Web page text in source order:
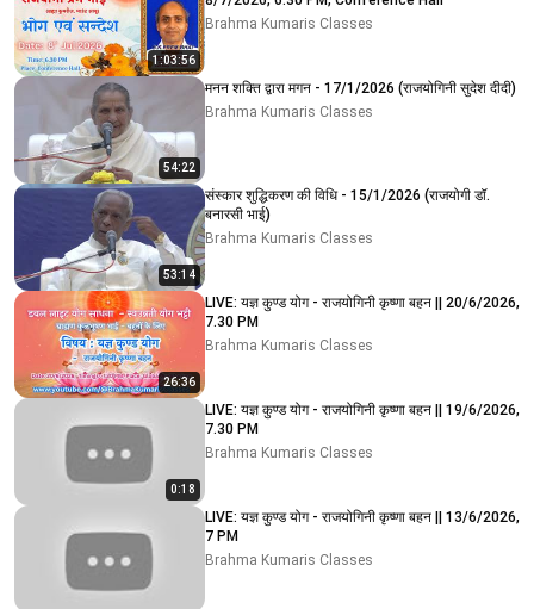
1:03:56
Brahma Kumaris Classes
54:22
मनन शक्ति द्वारा मगन - 17/1/2026 (राजयोगिनी सुदेश दीदी)
Brahma Kumaris Classes
53:14
संस्कार शुद्धिकरण की विधि - 15/1/2026 (राजयोगी डॉ.
बनारसी भाई)
Brahma Kumaris Classes
26:36
LIVE: यज्ञ कुण्ड योग - राजयोगिनी कृष्णा बहन || 20/6/2026,
7.30 PM
Brahma Kumaris Classes
0:18
LIVE: यज्ञ कुण्ड योग - राजयोगिनी कृष्णा बहन || 19/6/2026,
7.30 PM
Brahma Kumaris Classes
LIVE: यज्ञ कुण्ड योग - राजयोगिनी कृष्णा बहन || 13/6/2026,
7 PM
Brahma Kumaris Classes